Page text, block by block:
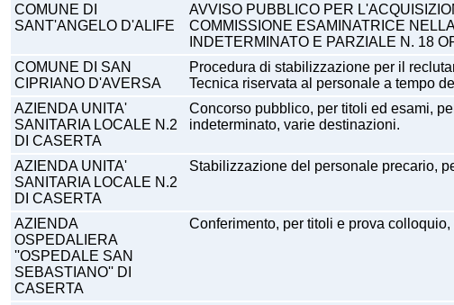
COMUNE DI
SANT'ANGELO D'ALIFE
AVVISO PUBBLICO PER
COMMISSIONE ESAMINATRICE
INDETERMINATO E PARZIALE N. 18
COMUNE DI SAN
CIPRIANO D'AVERSA
Procedura di stabilizzazione per il
Tecnica riservata al personale a tempo
AZIENDA UNITA'
SANITARIA LOCALE N.2
DI CASERTA
Concorso pubblico, per titoli ed esami,
indeterminato, varie destinazioni.
AZIENDA UNITA'
SANITARIA LOCALE N.2
DI CASERTA
Stabilizzazione del personale precario,
AZIENDA
OSPEDALIERA
''OSPEDALE SAN
SEBASTIANO'' DI
CASERTA
Conferimento, per titoli e prova